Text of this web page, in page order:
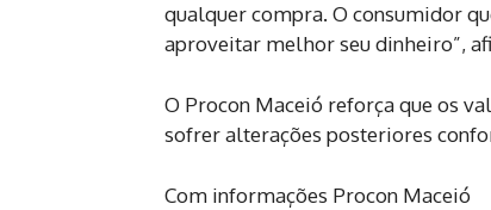
qualquer compra. O consumidor
aproveitar melhor seu dinheiro”,
O Procon Maceió reforça que os
sofrer alterações posteriores
Com informações Procon Maceió